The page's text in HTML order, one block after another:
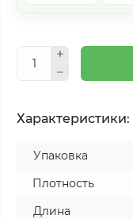
Характеристики:
Упаковка
Плотность
Длина